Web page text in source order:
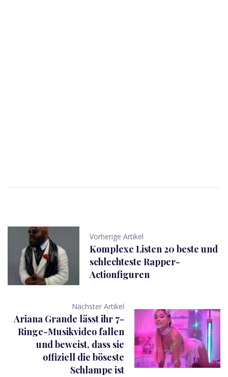
Vorherige Artikel
Komplexe Listen 20 beste und
schlechteste Rapper-
Actionfiguren
Nächster Artikel
Ariana Grande lässt ihr 7-
Ringe-Musikvideo fallen
und beweist, dass sie
offiziell die böseste
Schlampe ist